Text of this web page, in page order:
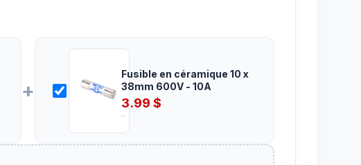
+
Fusible en céramique 10 x
38mm 600V - 10A
3.99$